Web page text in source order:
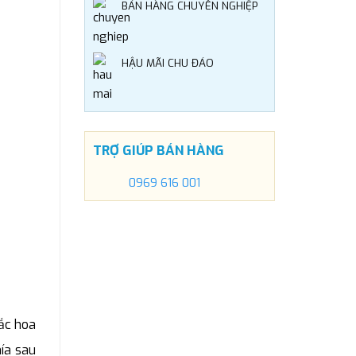
BÁN HÀNG CHUYÊN NGHIỆP
HẬU MÃI CHU ĐÁO
TRỢ GIÚP BÁN HÀNG
0969 616 001
hoa
sau